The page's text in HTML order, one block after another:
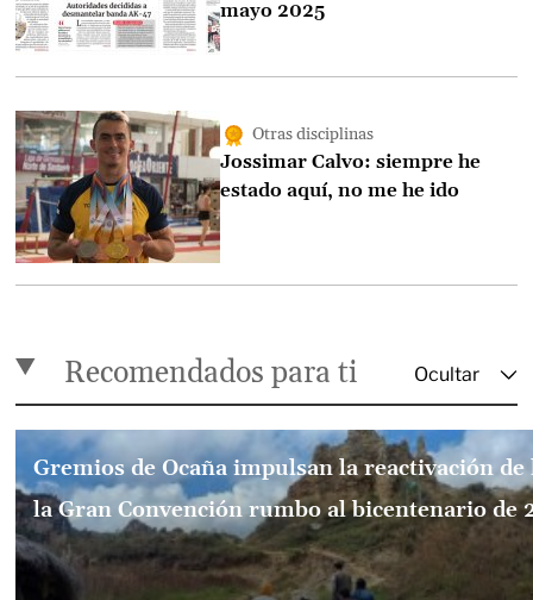
mayo 2025
Otras disciplinas
Jossimar Calvo: siempre he
estado aquí, no me he ido
Recomendados para ti
Gremios de Ocaña impulsan la reactivación de
la Gran Convención rumbo al bicentenario de